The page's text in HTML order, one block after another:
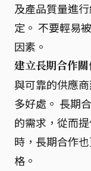
及產品質量進
定。 不要輕易
因素。
建立長期合作關
與可靠的供應
多好處。 長期
的需求，從而
時，長期合作
格。